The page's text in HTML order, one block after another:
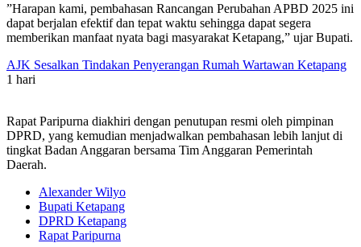
”Harapan kami, pembahasan Rancangan Perubahan APBD 2025 ini
dapat berjalan efektif dan tepat waktu sehingga dapat segera
memberikan manfaat nyata bagi masyarakat Ketapang,” ujar Bupati.
AJK Sesalkan Tindakan Penyerangan Rumah Wartawan Ketapang
1 hari
Rapat Paripurna diakhiri dengan penutupan resmi oleh pimpinan
DPRD, yang kemudian menjadwalkan pembahasan lebih lanjut di
tingkat Badan Anggaran bersama Tim Anggaran Pemerintah
Daerah.
Alexander Wilyo
Bupati Ketapang
DPRD Ketapang
Rapat Paripurna